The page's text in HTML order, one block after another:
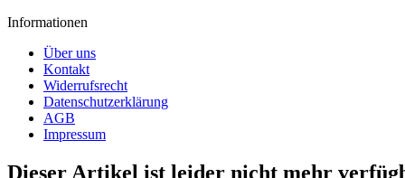
Informationen
Über uns
Kontakt
Widerrufsrecht
Datenschutzerklärung
AGB
Impressum
Dieser Artikel ist leider nicht mehr